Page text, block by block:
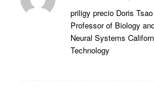
priligy precio Doris
Professor of Biology
Neural Systems
Technology